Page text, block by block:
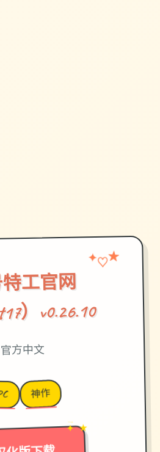
特工官网
）v0.26.10
✦♡★
官方中文
神作
→
✦ ★